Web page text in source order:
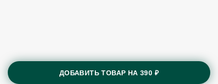
ДОБАВИТЬ ТОВАР НА390 ₽